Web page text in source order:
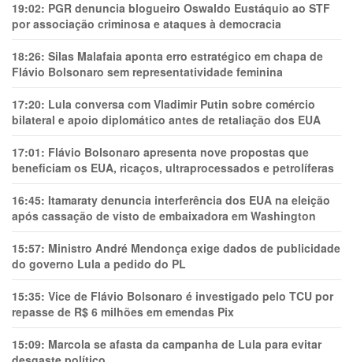
19:02: PGR denuncia blogueiro Oswaldo Eustáquio ao STF
por associação criminosa e ataques à democracia
18:26: Silas Malafaia aponta erro estratégico em chapa de
Flávio Bolsonaro sem representatividade feminina
17:20: Lula conversa com Vladimir Putin sobre comércio
bilateral e apoio diplomático antes de retaliação dos EUA
17:01: Flávio Bolsonaro apresenta nove propostas que
beneficiam os EUA, ricaços, ultraprocessados e petrolíferas
16:45: Itamaraty denuncia interferência dos EUA na eleição
após cassação de visto de embaixadora em Washington
15:57: Ministro André Mendonça exige dados de publicidade
do governo Lula a pedido do PL
15:35: Vice de Flávio Bolsonaro é investigado pelo TCU por
repasse de R$ 6 milhões em emendas Pix
15:09: Marcola se afasta da campanha de Lula para evitar